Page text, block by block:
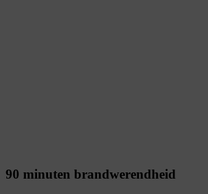
90 minuten brandwerendheid